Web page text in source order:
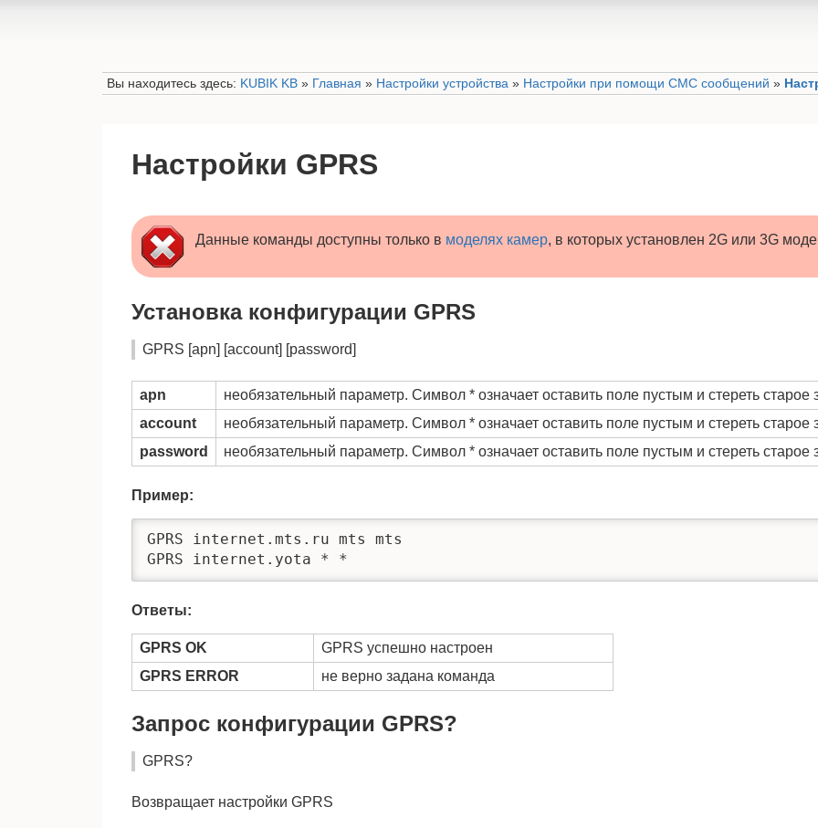
Вы находитесь здесь: KUBIK KB» Главная » Настройки устройства» Настройки при помощи СМС сообщений »
Настройки GPRS
Данные команды доступны только в моделях камер, в которых установлен 2G или 3G
Установка конфигурации GPRS
GPRS [apn] [account] [password]
apn
необязательный параметр. Символ * означает оставить поле пустым и стереть старое
account
необязательный параметр. Символ * означает оставить поле пустым и стереть старое
password
необязательный параметр. Символ * означает оставить поле пустым и стереть старое
Пример:
GPRS internet.mts.ru mts mts
GPRS internet.yota * *
Ответы:
GPRS OK
GPRS успешно настроен
GPRS ERROR
не верно задана команда
Запрос конфигурации GPRS?
GPRS?
Возвращает настройки GPRS